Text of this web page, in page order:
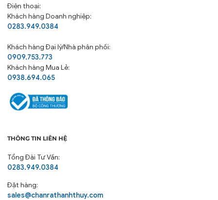
Điện thoại:
Khách hàng Doanh nghiệp:
0283.949.0384
Khách hàngĐại lý/Nhà phân phối:
0909.753.773
Khách hàng Mua Lẻ:
0938.694.065
THÔNG TIN LIÊN HỆ
Tổng Đài Tư Vấn:
0283.949.0384
Đặt hàng:
sales@chanrathanhthuy.com